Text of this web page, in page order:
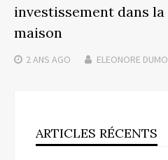
investissement dans
maison
2 ANS AGO ELEONORE
ARTICLES RÉCENTS